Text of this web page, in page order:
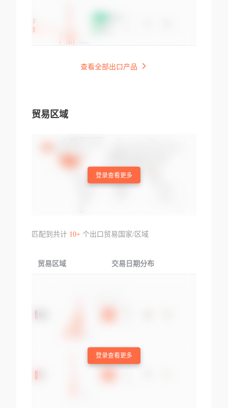
查看全部出口产品
贸易区域
登录查看更多
匹配到共计 10+个出口贸易国家/区域
贸易区域 交易日期分布
登录查看更多